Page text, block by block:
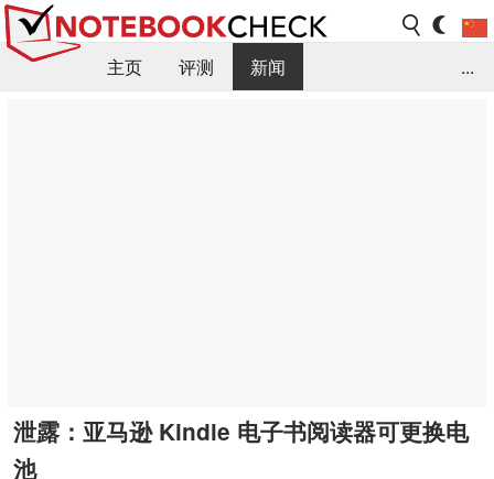
主页 评测
新闻
...
泄露：亚马逊 Kindle 电子书阅读器可更换电
池